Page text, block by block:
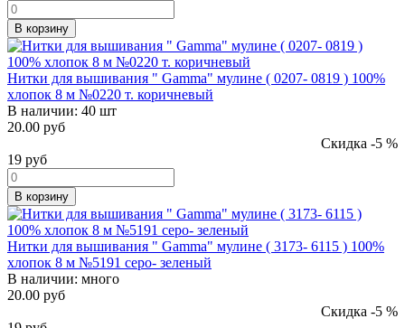
В корзину
Нитки для вышивания " Gamma" мулине ( 0207- 0819 ) 100%
хлопок 8 м №0220 т. коричневый
В наличии: 40 шт
20.00 руб
Скидка -5 %
19 руб
В корзину
Нитки для вышивания " Gamma" мулине ( 3173- 6115 ) 100%
хлопок 8 м №5191 серо- зеленый
В наличии: много
20.00 руб
Скидка -5 %